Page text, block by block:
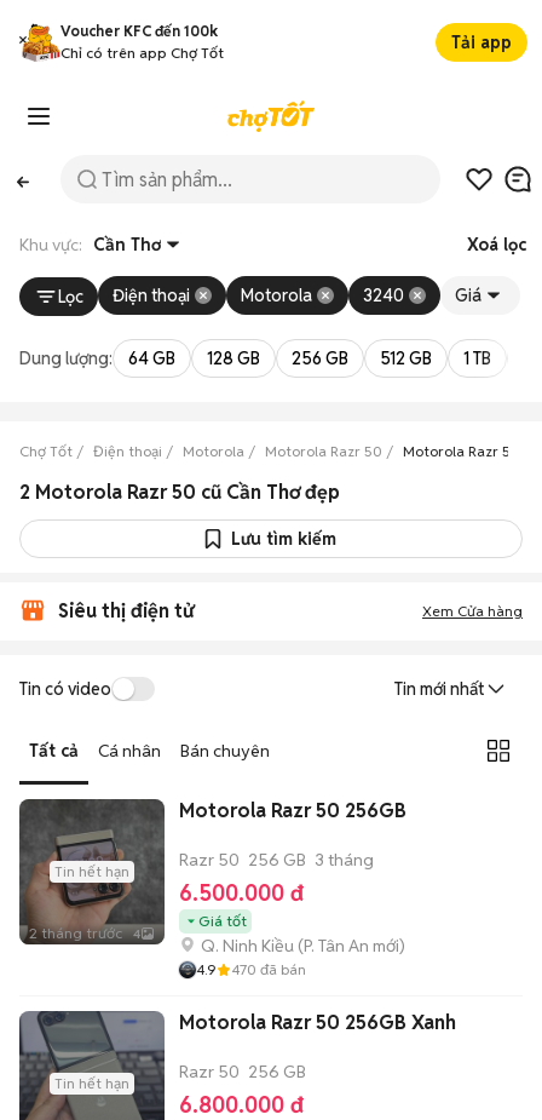
Voucher KFC đến 100k
Chỉ có trên app Chợ Tốt
Tải app
Khu vực: Cần Thơ Xoá lọc
Lọc Điện thoại Motorola 3240 Giá
Dung lượng: 64 GB 128 GB 256 GB 512 GB 1 TB
Chợ Tốt Điện thoại Motorola Motorola Razr 50 Motorola Razr 50
2 Motorola Razr 50 cũ Cần Thơ đẹp
Lưu tìm kiếm
Siêu thị điện tử Xem Cửa hàng
Tin có video Tin mới nhất
Tất cả Cá nhân Bán chuyên
Tin hết hạn
2 tháng trước 4
Motorola Razr 50 256GB
Razr 50 256 GB 3 tháng
6.500.000 đ
Giá tốt
Q. Ninh Kiều (P. Tân An mới)
4.9 470 đã bán
Tin hết hạn
Motorola Razr 50 256GB Xanh
Razr 50 256 GB
6.800.000 đ